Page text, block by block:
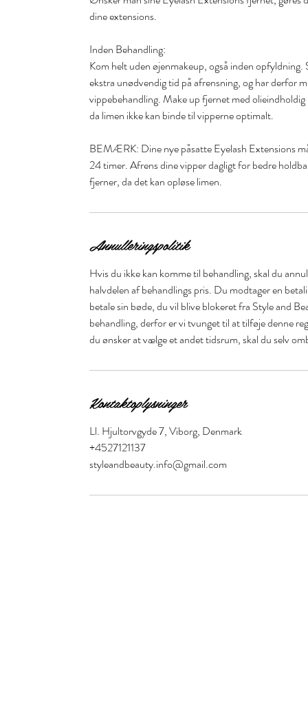
dine extensions.
Inden Behandling:
Kom helt uden øjenmakeup, også inden
ekstra unødvendig tid på afrensning, og har derfor
vippebehandling. Make up fjernet med
da limen ikke kan binde til vipperne optimalt.
BEMÆRK: Dine nye påsatte Eyelash Extensions
24 timer. Afrens dine vipper dagligt for bedre
Annulleringspolitik
Hvis du ikke kan komme til behandling, skal du
halvdelen af behandlings pris. Du modtager en
betale sin bøde, du vil blive blokeret fra Style and
behandling, derfor er vi tvunget til at tilføje denne
du ønsker at vælge et andet tidsrum, skal du selv
Kontaktoplysninger
Ll. Hjultorvgyde 7, Viborg, Denmark
+4527121137
styleandbeauty.info@gmail.com